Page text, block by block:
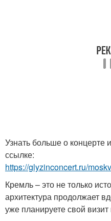
Узнать больше о концерте
ссылке:
https://glyzinconcert.ru/
Кремль – это не только
архитектура продолжает
уже планируете свой